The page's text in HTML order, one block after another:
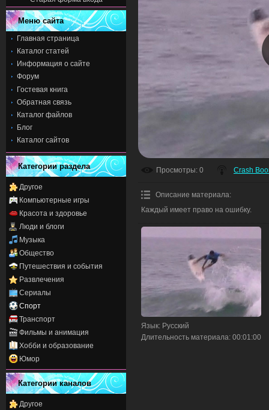
Меню сайта
Главная страница
Каталог статей
Информация о сайте
Форум
Гостевая книга
Обратная связь
Каталог файлов
Блог
Каталог сайтов
Категории раздела
Другое
Компьютерные игры
Красота и здоровье
Люди и блоги
Музыка
Общество
Путешествия и события
Развлечения
Сериалы
Спорт
Транспорт
Фильмы и анимация
Хобби и образование
Юмор
Категории каналов
Другое
Просмотры: 0 Crash
Описание материала:
Каждый имеет право на ошибку.
Язык: Русский
Длительность материала: 00:01:00